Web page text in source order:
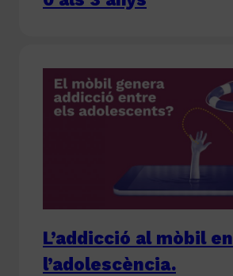
L’addicció al mòbil en
l’adolescència.